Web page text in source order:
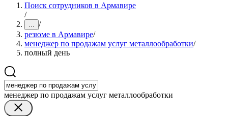
Поиск сотрудников в Армавире
/
... /
резюме в Армавире/
менеджер по продажам услуг металлообработки/
полный день
менеджер по продажам услуг металлообработки